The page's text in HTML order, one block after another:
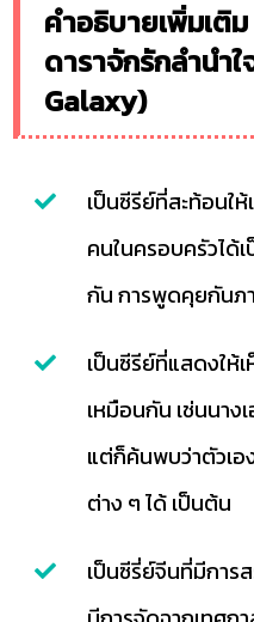
คำอธิบายเพิ่มเติ
ดาราจักรักลำนำ
Galaxy)
เป็นซีรีย์ที่สะท้อนใ
คนในครอบครัวได้
กัน การพูดคุยกันภ
เป็นซีรีย์ที่แสดงให้
เหมือนกัน เช่นนาง
แต่ก็ค้นพบว่าตัวเอ
ต่าง ๆ ได้ เป็นต้น
เป็นซีรี่ย์จีนที่มีการ